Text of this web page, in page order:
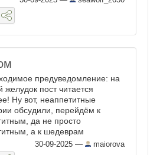
предуведомление: на
желудок пост читается
Ну вот, неаппетитные
обсудили, перейдём к
да не просто
а к шедеврам
кулинарии. Сентябрь в
— это месяц айвара . Если
30-09-2025 — maiorova